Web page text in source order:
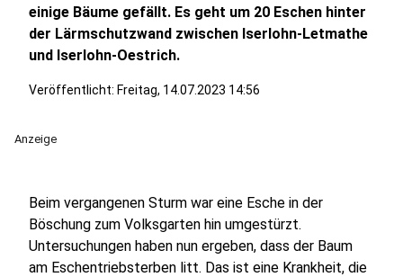
einige Bäume gefällt. Es geht um 20 Eschen hinter
der Lärmschutzwand zwischen Iserlohn-Letmathe
und Iserlohn-Oestrich.
Veröffentlicht: Freitag, 14.07.2023 14:56
Anzeige
Beim vergangenen Sturm war eine Esche in der
Böschung zum Volksgarten hin umgestürzt.
Untersuchungen haben nun ergeben, dass der Baum
am Eschentriebsterben litt. Das ist eine Krankheit, die